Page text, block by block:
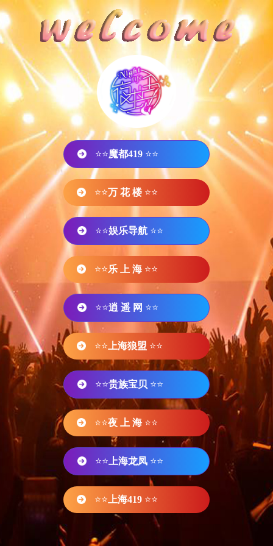
⭐⭐魔都419 ⭐⭐
⭐⭐万 花 楼 ⭐⭐
⭐⭐娱乐导航 ⭐⭐
⭐⭐乐 上 海 ⭐⭐
⭐⭐逍 遥 网 ⭐⭐
⭐⭐ 上海狼盟 ⭐⭐
⭐⭐贵族宝贝 ⭐⭐
⭐⭐夜 上 海 ⭐⭐
⭐⭐ 上海龙凤 ⭐⭐
⭐⭐ 上海419 ⭐⭐